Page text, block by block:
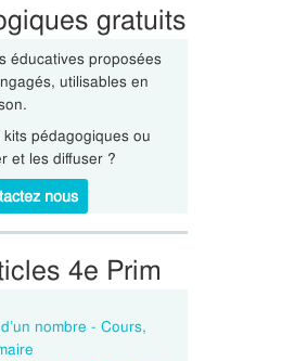
gratuits
éducatives proposées
utilisables en
pédagogiques ou
et les diffuser ?
nous
4e Prim
nombre - Cours,